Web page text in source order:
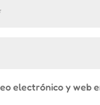
electrónico y web